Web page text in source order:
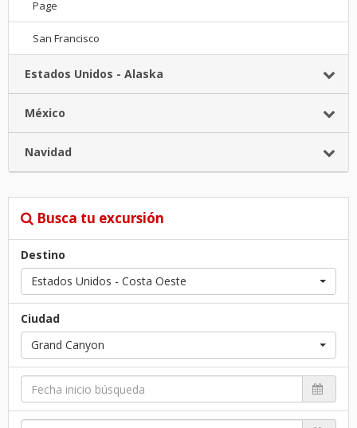
Page
San Francisco
Estados Unidos - Alaska
México
Navidad
Busca tu excursión
Destino
Estados Unidos - Costa Oeste
Ciudad
Grand Canyon